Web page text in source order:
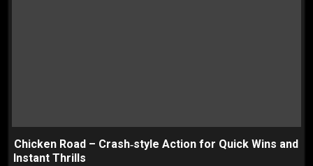
Chicken Road – Crash‑style Action for Quick Wins and
Instant Thrills